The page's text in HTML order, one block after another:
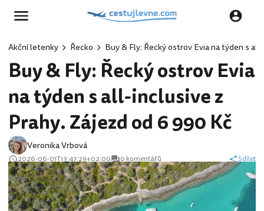
Akční letenky Řecko Buy & Fly: Řecký ostrov Evia na týden s
Buy & Fly: Řecký ostrov Evia
na týden s all-inclusive z
Prahy. Zájezd od 6 990 Kč
Veronika Vrbová
2026-06-01T13:47:29+02:00 0 komentářů Sdílet